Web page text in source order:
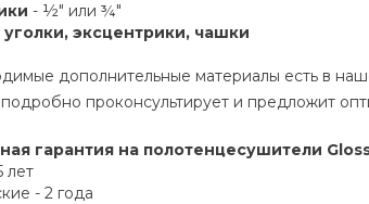
- ½" или ¾"
эксцентрики, чашки
дополнительные материалы есть в
проконсультирует и предложит
гарантия на полотенцесушители
лет
- 2 года